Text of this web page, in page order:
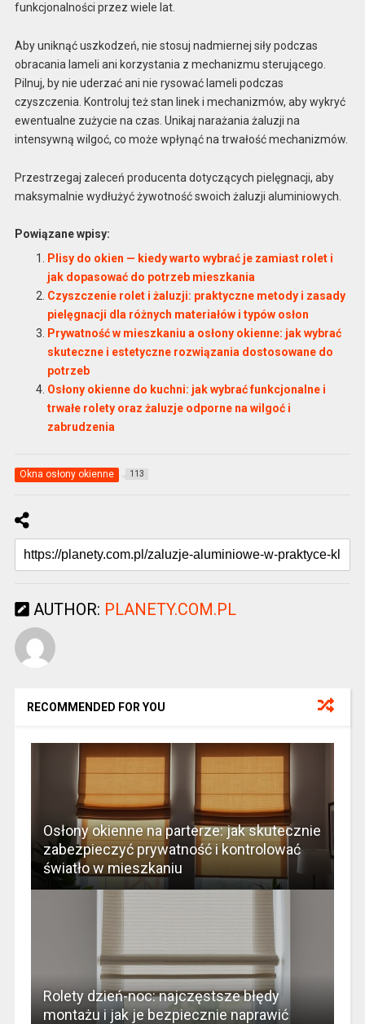
funkcjonalności przez wiele lat.
Aby uniknąć uszkodzeń, nie stosuj nadmiernej siły podczas
obracania lameli ani korzystania z mechanizmu sterującego.
Pilnuj, by nie uderzać ani nie rysować lameli podczas
czyszczenia. Kontroluj też stan linek i mechanizmów, aby wykryć
ewentualne zużycie na czas. Unikaj narażania żaluzji na
intensywną wilgoć, co może wpłynąć na trwałość mechanizmów.
Przestrzegaj zaleceń producenta dotyczących pielęgnacji, aby
maksymalnie wydłużyć żywotność swoich żaluzji aluminiowych.
Powiązane wpisy:
Plisy do okien — kiedy warto wybrać je zamiast rolet i
jak dopasować do potrzeb mieszkania
Czyszczenie rolet i żaluzji: praktyczne metody i zasady
pielęgnacji dla różnych materiałów i typów osłon
Prywatność w mieszkaniu a osłony okienne: jak wybrać
skuteczne i estetyczne rozwiązania dostosowane do
potrzeb
Osłony okienne do kuchni: jak wybrać funkcjonalne i
trwałe rolety oraz żaluzje odporne na wilgoć i
zabrudzenia
Okna osłony okienne 113
AUTHOR: PLANETY.COM.PL
RECOMMENDED FOR YOU
Osłony okienne na parterze: jak skutecznie
zabezpieczyć prywatność i kontrolować
światło w mieszkaniu
Rolety dzień-noc: najczęstsze błędy
montażu i jak je bezpiecznie naprawić